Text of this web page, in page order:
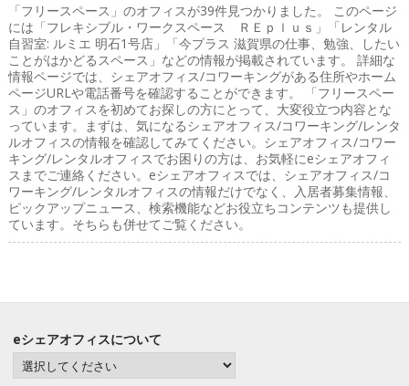
「フリースペース」のオフィスが39件見つかりました。 このページ
には「フレキシブル・ワークスペース ＲＥｐｌｕｓ」「レンタル
自習室: ルミエ 明石1号店」「今プラス 滋賀県の仕事、勉強、したい
ことがはかどるスペース」などの情報が掲載されています。 詳細な
情報ページでは、シェアオフィス/コワーキングがある住所やホーム
ページURLや電話番号を確認することができます。 「フリースペー
ス」のオフィスを初めてお探しの方にとって、大変役立つ内容とな
っています。まずは、気になるシェアオフィス/コワーキング/レンタ
ルオフィスの情報を確認してみてください。シェアオフィス/コワー
キング/レンタルオフィスでお困りの方は、お気軽にeシェアオフィ
スまでご連絡ください。eシェアオフィスでは、シェアオフィス/コ
ワーキング/レンタルオフィスの情報だけでなく、入居者募集情報、
ピックアップニュース、検索機能などお役立ちコンテンツも提供し
ています。そちらも併せてご覧ください。
eシェアオフィスについて